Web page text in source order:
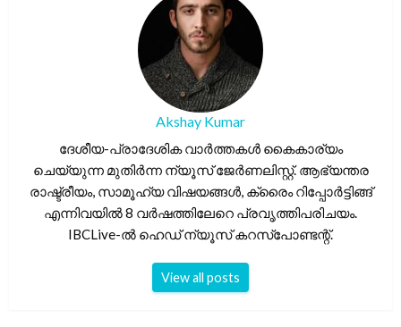
Akshay Kumar
ദേശീയ-പ്രാദേശിക വാർത്തകൾ കൈകാര്യം
ചെയ്യുന്ന മുതിർന്ന ന്യൂസ് ജേർണലിസ്റ്റ്. ആഭ്യന്തര
രാഷ്ട്രീയം, സാമൂഹ്യ വിഷയങ്ങൾ, ക്രൈം റിപ്പോർട്ടിങ്ങ്
എന്നിവയിൽ 8 വർഷത്തിലേറെ പ്രവൃത്തിപരിചയം.
IBCLive-ൽ ഹെഡ് ന്യൂസ് കറസ്പോണ്ടന്റ്.
View all posts